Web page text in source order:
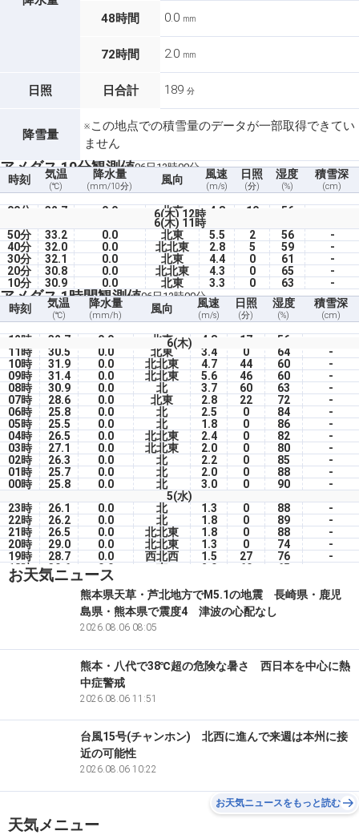
48時間 0.0 mm
72時間 2.0 mm
日照 日合計 189 分
降雪量
※この地点での積雪量のデータが一部取得できてい
ません
アメダス 10分観測値06日12時00分
時刻 気温
(℃)
降水量
(mm/10分)
風向 風速
(m/s)
日照
(分)
湿度
(%)
積雪深
(cm)
6(木) 12時
00分 32.7 0.0 北東 4.8 10 56
6(木) 11時
50分
33.2 0.0 北東 5.5 2 56
-
40分
32.0 0.0 北北東 2.8 5 59
-
30分
32.1 0.0 北東 4.4 0 61
-
20分
30.8 0.0 北北東 4.3 0 65
-
10分
30.9 0.0 北東 3.3 0 63 -
アメダス 1時間観測値06日12時00分
時刻 気温
(℃)
降水量
(mm/h)
風向 風速
(m/s)
日照
(分)
湿度
(%)
積雪深
(cm)
6(木)
12時 32.7 0.0 北東 4.8 17 56
11時
30.5 0.0 北東 3.4 0 64
-
10時
31.9 0.0 北北東 4.7 44 60
-
09時
31.4 0.0 北北東 5.6 46 60
-
08時
30.9 0.0 北 3.7 60 63
-
07時
28.6 0.0 北東 2.8 22 72
-
06時
25.8 0.0 北 2.5 0 84
-
05時
25.5 0.0 北 1.8 0 86
-
04時
26.5 0.0 北北東 2.4 0 82
-
03時
27.1 0.0 北北東 2.0 0 80
-
02時
26.3 0.0 北 2.2 0 85
-
01時
25.7 0.0 北 2.0 0 88
-
00時
25.8 0.0 北 3.0 0 90
-
5(水)
23時
26.1 0.0 北 1.3 0 88
-
22時
26.2 0.0 北 1.8 0 89
-
21時
26.5 0.0 北北東 1.8 0 88
-
20時
29.0 0.0 北北東 1.3 0 74
-
19時
28.7 0.0 西北西 1.5 27 76
-
18時
30.6 0.0 南 2.0 60 65
17時
32.3 0.0
0.0 東 1.2 60 60
-
0.0 北東 3.1 60 55
-
0.0 南東 1.9 60
0.0 東北東
お天気ニュース
熊本県天草・芦北地方でM5.1の地震 長崎県・鹿児
島県・熊本県で震度4 津波の心配なし
2026.08.06 08:05
熊本・八代で38℃超の危険な暑さ 西日本を中心に熱
中症警戒
2026.08.06 11:51
台風15号(チャンホン) 北西に進んで来週は本州に接
近の可能性
2026.08.06 10:22
お天気ニュースをもっと読む
天気メニュー